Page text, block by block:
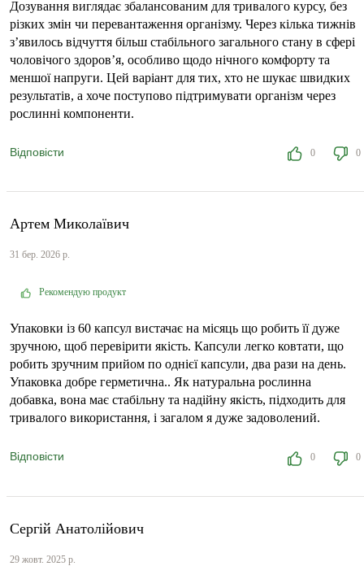
Дозування виглядає збалансованим для тривалого курсу, без
різких змін чи перевантаження організму. Через кілька тижнів
з’явилось відчуття більш стабільного загального стану в сфері
чоловічого здоров’я, особливо щодо нічного комфорту та
меншої напруги. Цей варіант для тих, хто не шукає швидких
результатів, а хоче поступово підтримувати організм через
рослинні компоненти.
Відповісти 0 0
Артем Миколаївич
31 бер. 2026 р.
Рекомендую продукт
Упаковки із 60 капсул вистачає на місяць що робить її дуже
зручною, щоб перевірити якість. Капсули легко ковтати, що
робить зручним прийом по однієї капсули, два рази на день.
Упаковка добре герметична.. Як натуральна рослинна
добавка, вона має стабільну та надійну якість, підходить для
тривалого використання, і загалом я дуже задоволений.
Відповісти 0 0
Сергій Анатолійович
29 жовт. 2025 р.